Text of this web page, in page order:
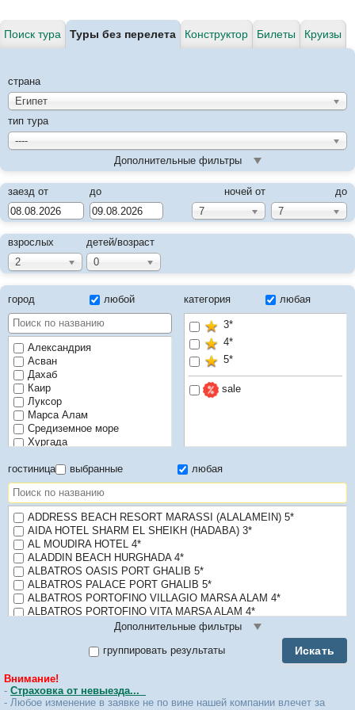
Поиск тура Туры без перелета Конструктор Билеты Круизы
страна
Египет
тип тура
----
Дополнительные фильтры
заезд от
ночей от
7
до
до
7
взрослых
2
детей/возраст
0
город любой
Александрия
Асван
Дахаб
Каир
Луксор
Марса Алам
Средиземное море
Хургада
категория любая
3*
4*
5*
sale
гостиница выбранные любая
ADDRESS BEACH RESORT MARASSI (ALALAMEIN) 5*
AIDA HOTEL SHARM EL SHEIKH (HADABA) 3*
AL MOUDIRA HOTEL 4*
ALADDIN BEACH HURGHADA 4*
ALBATROS OASIS PORT GHALIB 5*
ALBATROS PALACE PORT GHALIB 5*
ALBATROS PORTOFINO VILLAGIO MARSA ALAM 4*
ALBATROS PORTOFINO VITA MARSA ALAM 4*
ALBATROS ROYAL PARADISE RESORT 4*
ALBATROS SEA WORLD MARSA ALAM 5*
ALI PASHA EL GOUNA 4*
AMARINA ABU SOMA RESORT & AQUAPARK 5*
AMARINA JANNAH RESORT AND AQUAPARK 5*
Дополнительные фильтры
Искать
группировать результаты
Внимание!
- Страховка от невыезда...
- Любое изменение в заявке не по вине нашей компании влечет за